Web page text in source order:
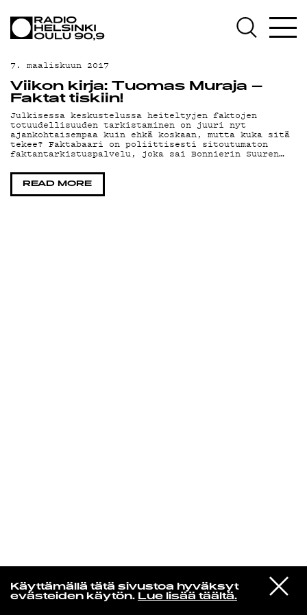
Käyttämällä tätä sivustoa hyväksyt
evästeiden käytön. Lue lisää täältä.
VIESTI
STUDIOON
Norpan maailma
AJANKOHTAISTA
OHJELMAT
TEKIJÄT
ON-DEMAND
PODCAST
MAINOSTA
7. maaliskuun 2017
Viikon kirja: Tuomas Muraja –
Faktat tiskiin!
Julkisessa keskustelussa heiteltyjen faktojen
totuudellisuuden tarkistaminen on juuri nyt
ajankohtaisempaa kuin ehkä koskaan, mutta kuka sitä
tekee? Faktabaari on poliittisesti sitoutumaton
faktantarkistuspalvelu, joka sai Bonnierin Suuren…
READ MORE